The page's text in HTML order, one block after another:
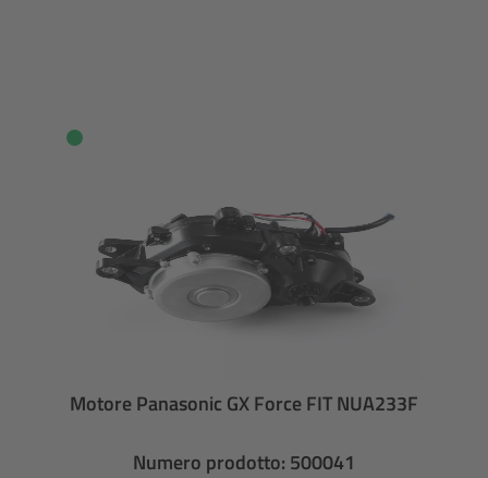
Motore Panasonic GX Force FIT NUA233F
Numero prodotto: 500041